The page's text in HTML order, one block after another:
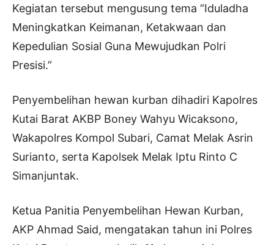
Kegiatan tersebut mengusung tema “Iduladha
Meningkatkan Keimanan, Ketakwaan dan
Kepedulian Sosial Guna Mewujudkan Polri
Presisi.”
Penyembelihan hewan kurban dihadiri Kapolres
Kutai Barat AKBP Boney Wahyu Wicaksono,
Wakapolres Kompol Subari, Camat Melak Asrin
Surianto, serta Kapolsek Melak Iptu Rinto C
Simanjuntak.
Ketua Panitia Penyembelihan Hewan Kurban,
AKP Ahmad Said, mengatakan tahun ini Polres